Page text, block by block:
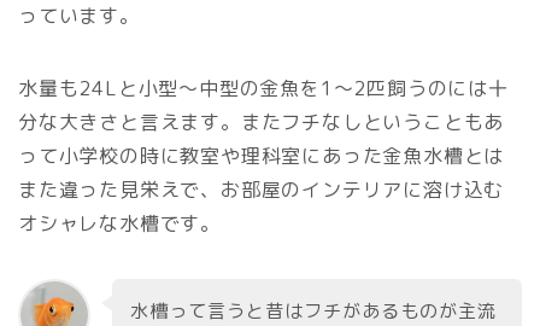
っています。
水量も24Lと小型〜中型の金魚を1〜2匹飼うのには十
分な大きさと言えます。またフチなしということもあ
って小学校の時に教室や理科室にあった金魚水槽とは
また違った見栄えで、お部屋のインテリアに溶け込む
オシャレな水槽です。
水槽って言うと昔はフチがあるものが主流